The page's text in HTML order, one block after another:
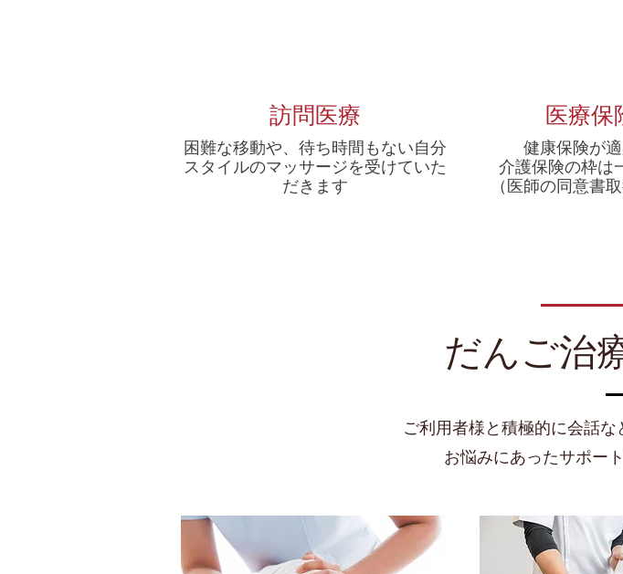
​訪問医療
困難な移動や、待ち時間もない自分
スタイルのマッサージを受けていた
だきます
医療保
健康保険が
介護保険の枠は
（医師の同意書
だんご治
ご利用者様と積極的に会話
お悩みにあったサポー